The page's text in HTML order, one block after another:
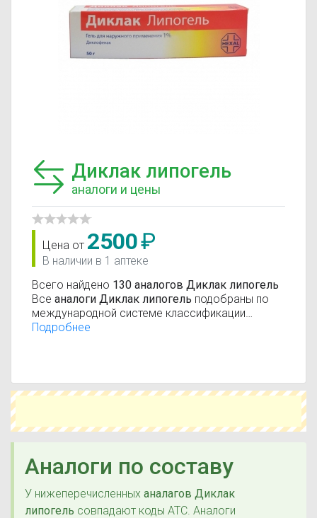
Диклак липогель
аналоги и цены
Цена от 2500₽
В наличии в 1 аптеке
Всего найдено 130 аналогов Диклак липогель
Все аналоги Диклак липогель подобраны по
международной системе классификации
лекарственных средств АТС (анатомо-
Подробнее
Аналоги по составу
У нижеперечисленных аналагов Диклак
липогель совпадают коды ATC. Аналоги